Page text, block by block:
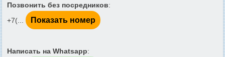
Позвонить без посредников:
+7(...
Показать номер
Написать на Whatsapp: